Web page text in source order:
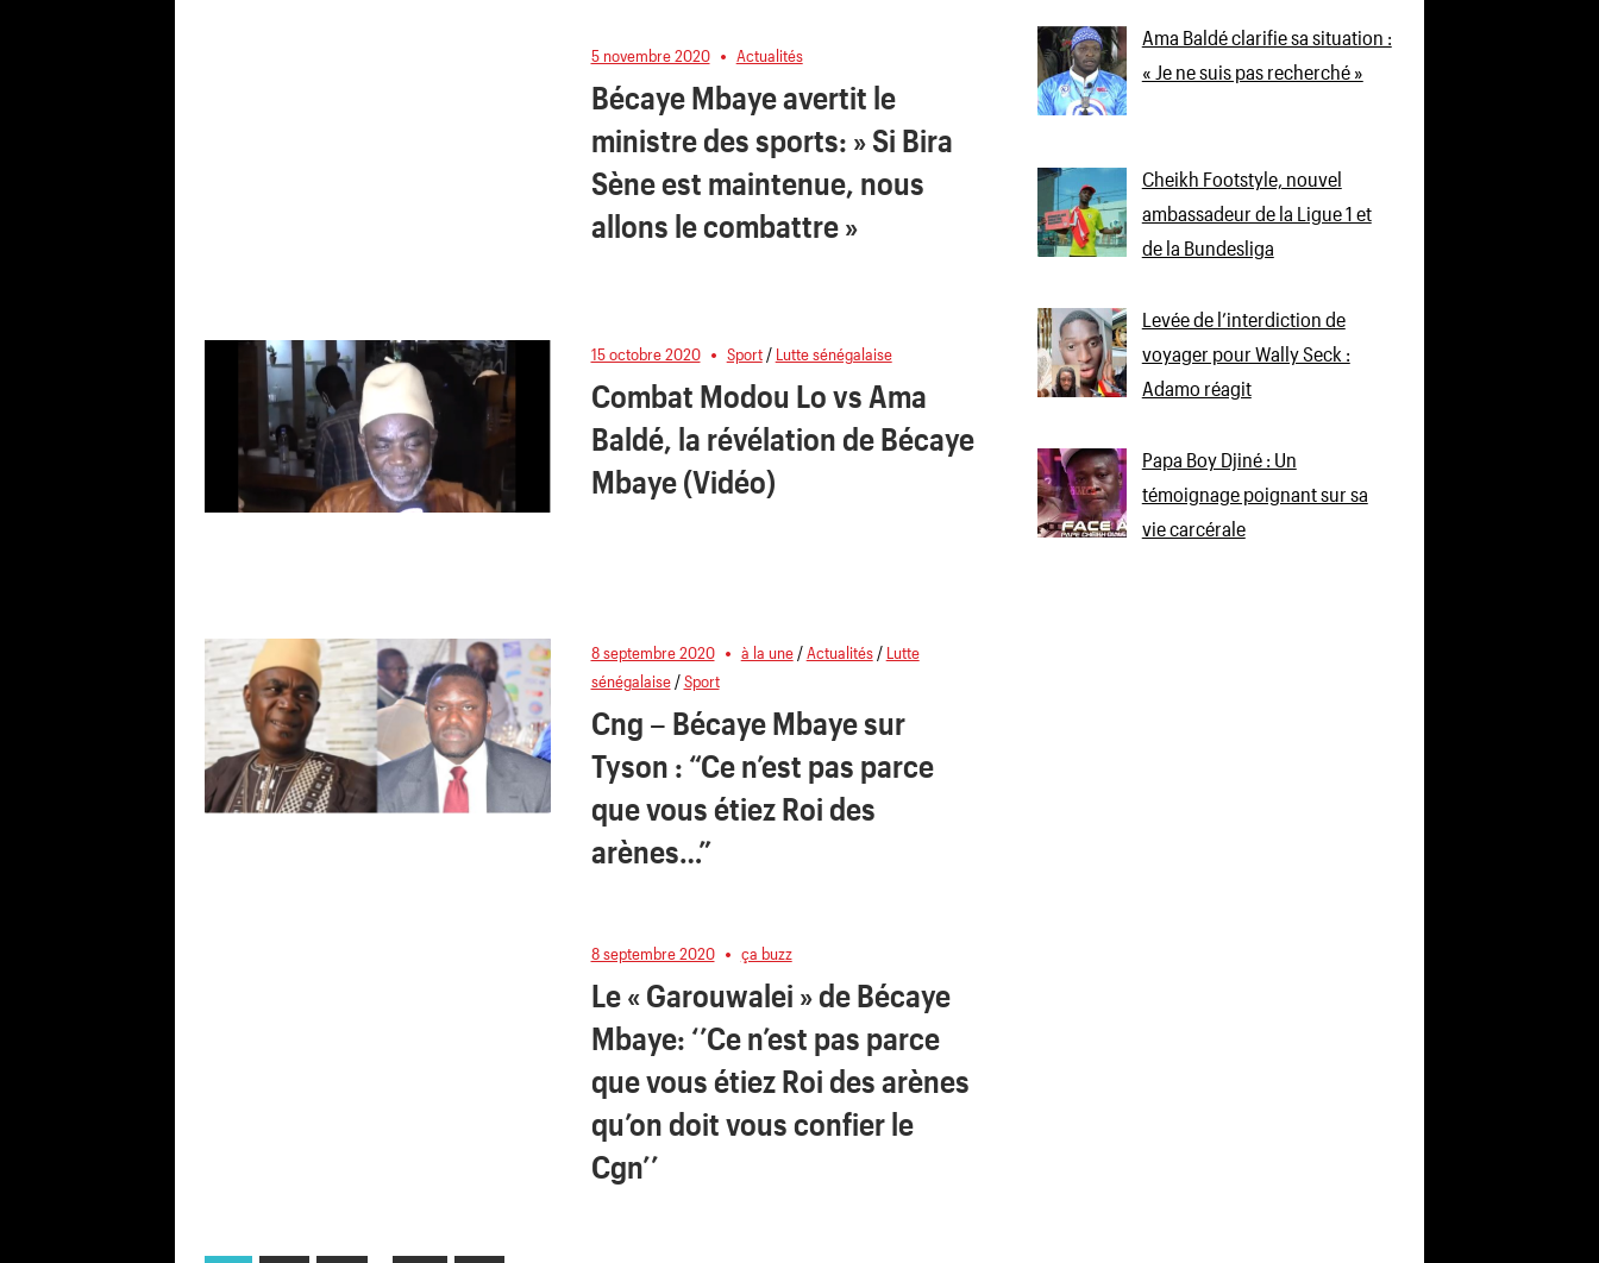
5 novembre 2020 Actualités
Bécaye Mbaye avertit le
ministre des sports: » Si Bira
Sène est maintenue, nous
allons le combattre »
15 octobre 2020 Sport/ Lutte sénégalaise
Combat Modou Lo vs Ama
Baldé, la révélation de Bécaye
Mbaye (Vidéo)
8 septembre 2020 à la une/Actualités/ Lutte
sénégalaise/Sport
Cng – Bécaye Mbaye sur
Tyson : “Ce n’est pas parce
que vous étiez Roi des
arènes…”
8 septembre 2020 ça buzz
Le « Garouwalei » de Bécaye
Mbaye: ‘’Ce n’est pas parce
que vous étiez Roi des arènes
qu’on doit vous confier le
Cgn’’
Ama Baldé clarifie sa situation :
« Je ne suis pas recherché »
Cheikh Footstyle, nouvel
ambassadeur de la Ligue 1 et
de la Bundesliga
Levée de l’interdiction de
voyager pour Wally Seck :
Adamo réagit
Papa Boy Djiné : Un
témoignage poignant sur sa
vie carcérale